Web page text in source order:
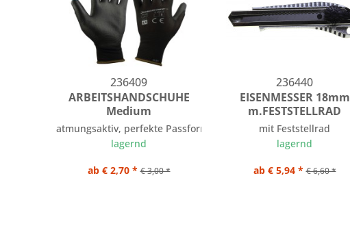
236409
ARBEITSHANDSCHUHE
Medium
atmungsaktiv, perfekte Passform
lagernd
ab € 2,70 * € 3,00 *
236440
EISENMESSER 18mm
m.FESTSTELLRAD
mit Feststellrad
lagernd
ab € 5,94 * € 6,60 *